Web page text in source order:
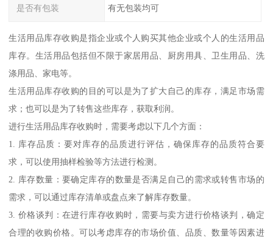
是否有包装 有无包装均可
生活用品库存收购是指企业或个人购买其他企业或个人的生活用品
库存。生活用品包括但不限于家居用品、厨房用具、卫生用品、洗
涤用品、家电等。
生活用品库存收购的目的可以是为了扩大自己的库存，满足市场需
求；也可以是为了转售这些库存，获取利润。
进行生活用品库存收购时，需要考虑以下几个方面：
1. 库存品质：要对库存的品质进行评估，确保库存的品质符合要
求，可以使用抽样检验等方法进行检测。
2. 库存数量：要确定库存的数量是否满足自己的需求或转售市场的
需求，可以通过库存清单或盘点来了解库存数量。
3. 价格谈判：在进行库存收购时，需要与卖方进行价格谈判，确定
合理的收购价格。可以考虑库存的市场价值、品质、数量等因素进